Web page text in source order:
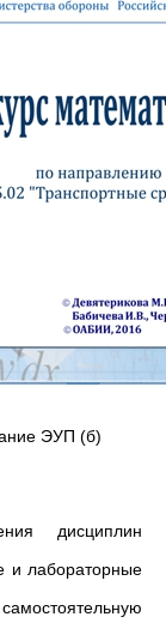
ЭУП (б)
дисциплин
и лабораторные